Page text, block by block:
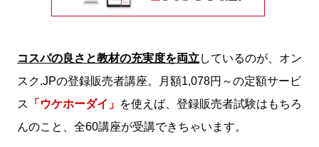
コスパの良さと教材の充実度を両立 しているのが、オン
スク.JPの登録販売者講座。月額1,078円～の定額サービ
ス
「ウケホーダイ」 を使えば、登録販売者試験はもちろ
んのこと、全60講座が受講できちゃいます。